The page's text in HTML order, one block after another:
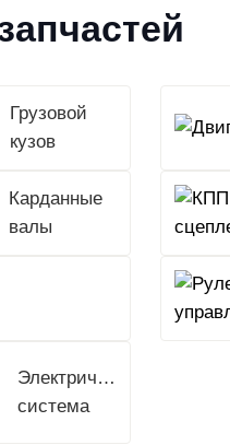
Грузовой
кузов
Карданные
валы
Электрическая
система